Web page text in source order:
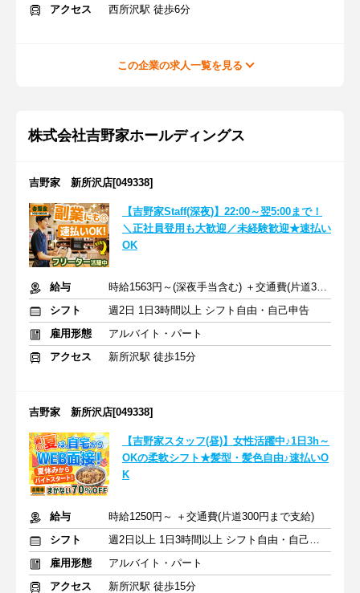
アクセス
西所沢駅 徒歩6分
この企業の求人一覧を見る
株式会社吉野家ホールディングス
吉野家 新所沢店[049338]
【吉野家Staff(深夜)】22:00～翌5:00まで！
＼正社員登用も大歓迎／未経験歓迎★速払い
OK
給与
時給1563円～(深夜手当含む) ＋交通費(片道300円まで支給)
シフト
週2日 1日3時間以上 シフト自由・自己申告
雇用形態
アルバイト・パート
アクセス
新所沢駅 徒歩15分
吉野家 新所沢店[049338]
【吉野家スタッフ(昼)】女性活躍中♪1日3h～
OKの柔軟シフト★髪型・髪色自由♪速払いO
K
給与
時給1250円～ ＋交通費(片道300円まで支給)
シフト
週2日以上 1日3時間以上 シフト自由・自己申告
雇用形態
アルバイト・パート
アクセス
新所沢駅 徒歩15分